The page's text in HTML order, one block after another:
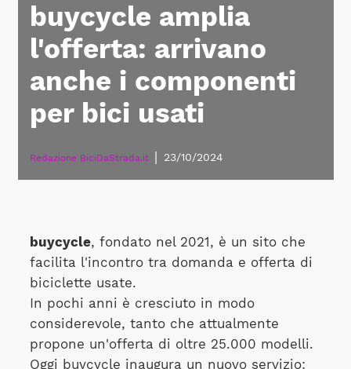
buycycle amplia
l'offerta: arrivano
anche i componenti
per bici usati
Redazione BiciDaStrada.it 23/10/2024
buycycle, fondato nel 2021, è un sito che
facilita l'incontro tra domanda e offerta di
biciclette usate.
In pochi anni è cresciuto in modo
considerevole, tanto che attualmente
propone un'offerta di oltre 25.000 modelli.
Oggi buycycle inaugura un nuovo servizio: